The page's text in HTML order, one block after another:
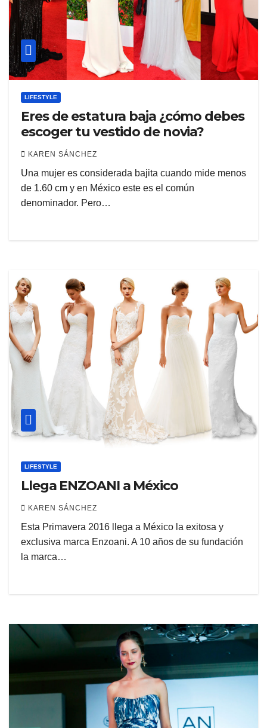
LIFESTYLE
Eres de estatura baja ¿cómo debes
escoger tu vestido de novia?
KAREN SÁNCHEZ
Una mujer es considerada bajita cuando mide menos
de 1.60 cm y en México este es el común
denominador. Pero…
LIFESTYLE
Llega ENZOANI a México
KAREN SÁNCHEZ
Esta Primavera 2016 llega a México la exitosa y
exclusiva marca Enzoani. A 10 años de su fundación
la marca…